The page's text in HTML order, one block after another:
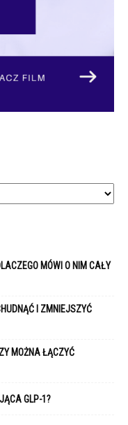
MÓWI O NIM CAŁY
I ZMNIEJSZYĆ
MOŻNA ŁĄCZYĆ
GLP-1?